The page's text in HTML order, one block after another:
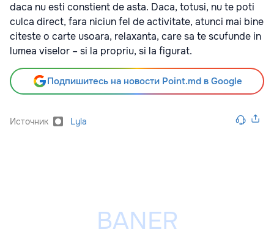
daca nu esti constient de asta. Daca, totusi, nu te poti
culca direct, fara niciun fel de activitate, atunci mai bine
citeste o carte usoara, relaxanta, care sa te scufunde in
lumea viselor – si la propriu, si la figurat.
Подпишитесь на новости Point.md в Google
Источник Lyla